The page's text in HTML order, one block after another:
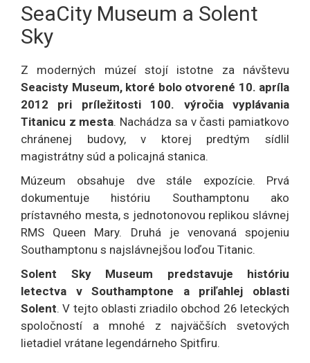
SeaCity Museum a Solent
Sky
Z moderných múzeí stojí istotne za návštevu
Seacisty Museum, ktoré bolo otvorené 10. apríla
2012 pri príležitosti 100. výročia vyplávania
Titanicu z mesta. Nachádza sa v časti pamiatkovo
chránenej budovy, v ktorej predtým sídlil
magistrátny súd a policajná stanica.
Múzeum obsahuje dve stále expozície. Prvá
dokumentuje históriu Southamptonu ako
prístavného mesta, s jednotonovou replikou slávnej
RMS Queen Mary. Druhá je venovaná spojeniu
Southamptonu s najslávnejšou loďou Titanic.
Solent Sky Museum predstavuje históriu
letectva v Southamptone a priľahlej oblasti
Solent. V tejto oblasti zriadilo obchod 26 leteckých
spoločností a mnohé z najväčších svetových
lietadiel vrátane legendárneho Spitfiru.